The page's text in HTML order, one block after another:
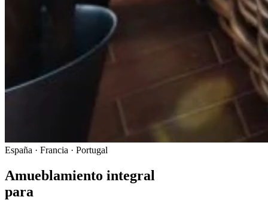
España · Francia · Portugal
Amueblamiento integral
para